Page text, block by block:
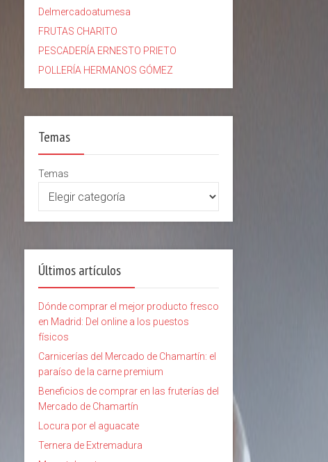
Delmercadoatumesa
FRUTAS CHARITO
PESCADERÍA ERNESTO PRIETO
POLLERÍA HERMANOS GÓMEZ
Temas
Temas
Últimos artículos
Dónde comprar el mejor producto fresco
en Madrid: Del online a los puestos
físicos
Carnicerías del Mercado de Chamartín: el
paraíso de la carne premium
Beneficios de comprar en las fruterías del
Mercado de Chamartín
Locura por el aguacate
Ternera de Extremadura